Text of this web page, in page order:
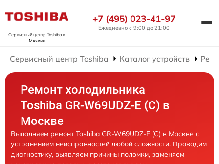
Сервисный центр Toshibaв
Москве
+7 (495) 023-41-97
Ежедневно с 9:00 до 21:00
Сервисный центр Toshiba Каталог устройств
Ремонт холодильника
Toshiba GR-W69UDZ-E (C) в
Москве
Выполняем ремонт Toshiba GR-W69UDZ-E (C) в Москве с
устранением неисправностей любой сложности. Проводим
диагностику, выявляем причины поломки, заменяем